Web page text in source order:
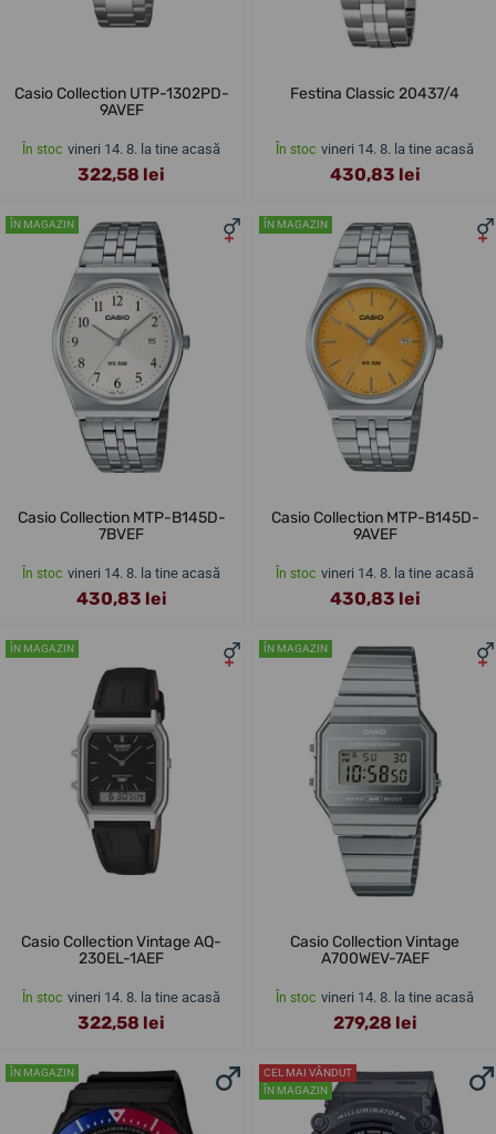
Casio Collection UTP-1302PD-
9AVEF
În stoc vineri 14. 8. la tine acasă
322,58 lei
Festina Classic 20437/4
În stoc vineri 14. 8. la tine acasă
430,83 lei
ÎN MAGAZIN
Casio Collection MTP-B145D-
7BVEF
În stoc vineri 14. 8. la tine acasă
430,83 lei
ÎN MAGAZIN
Casio Collection MTP-B145D-
9AVEF
În stoc vineri 14. 8. la tine acasă
430,83 lei
ÎN MAGAZIN
Casio Collection Vintage AQ-
230EL-1AEF
În stoc vineri 14. 8. la tine acasă
322,58 lei
ÎN MAGAZIN
Casio Collection Vintage
A700WEV-7AEF
În stoc vineri 14. 8. la tine acasă
279,28 lei
ÎN MAGAZIN
CEL MAI VÂNDUT
ÎN MAGAZIN